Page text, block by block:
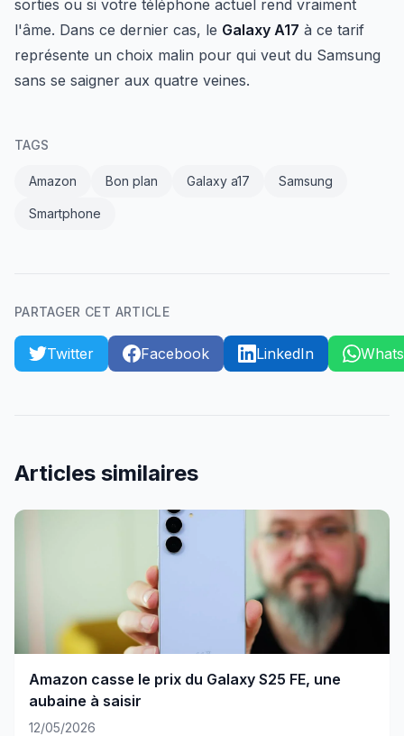
sorties ou si votre téléphone actuel rend vraiment
l'âme. Dans ce dernier cas, le Galaxy A17 à ce tarif
représente un choix malin pour qui veut du Samsung
sans se saigner aux quatre veines.
TAGS
Amazon Bon plan Galaxy a17 Samsung
Smartphone
PARTAGER CET ARTICLE
Twitter Facebook LinkedIn
Articles similaires
Amazon casse le prix du Galaxy S25 FE, une
aubaine à saisir
12/05/2026